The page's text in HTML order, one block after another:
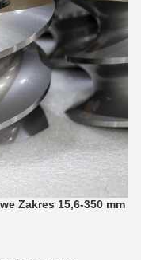
Zakres 15,6-350 mm